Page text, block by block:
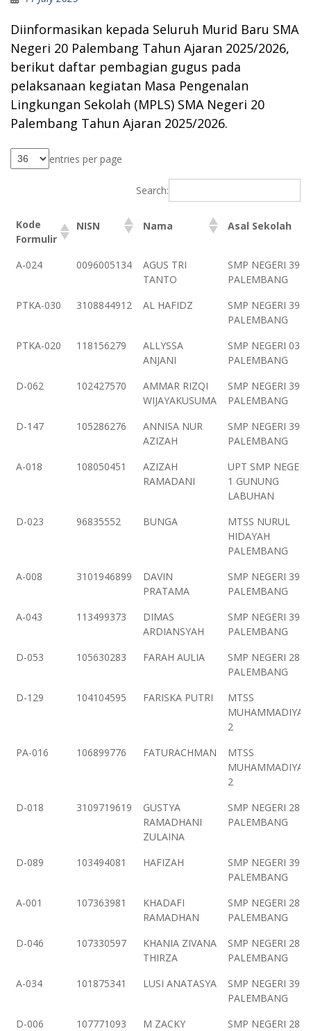
Diinformasikan kepada Seluruh Murid Baru SMA
Negeri 20 Palembang Tahun Ajaran 2025/2026,
berikut daftar pembagian gugus pada
pelaksanaan kegiatan Masa Pengenalan
Lingkungan Sekolah (MPLS) SMA Negeri 20
Palembang Tahun Ajaran 2025/2026.
entries per page
Search:
Kode
Formulir
NISN Nama Asal Sekolah
Kode
NISN Nama Asal Sekolah
A-024 0096005134
AGUS TRI
TANTO
SMP NEGERI 39
PALEMBANG
PTKA-030
3108844912 AL HAFIDZ
SMP NEGERI 39
PALEMBANG
PTKA-020
118156279
ALLYSSA
ANJANI
SMP NEGERI 03
PALEMBANG
D-062
102427570
AMMAR RIZQI
WIJAYAKUSUMA
SMP NEGERI 39
PALEMBANG
D-147
105286276
ANNISA NUR
AZIZAH
SMP NEGERI 39
PALEMBANG
A-018
108050451
AZIZAH
RAMADANI
UPT SMP NEGERI
1 GUNUNG
LABUHAN
D-023
96835552 BUNGA
MTSS NURUL
HIDAYAH
PALEMBANG
A-008
3101946899
DAVIN
PRATAMA
SMP NEGERI 39
PALEMBANG
A-043
113499373
DIMAS
ARDIANSYAH
SMP NEGERI 39
PALEMBANG
D-053
105630283 FARAH AULIA
SMP NEGERI 28
PALEMBANG
D-129
104104595 FARISKA PUTRI
MTSS
MUHAMMADIYAH
2
PA-016
106899776 FATURACHMAN
MTSS
MUHAMMADIYAH
2
D-018
3109719619
GUSTYA
RAMADHANI
ZULAINA
SMP NEGERI 28
PALEMBANG
D-089 103494081 HAFIZAH
SMP NEGERI 39
PALEMBANG
A-001
107363981
KHADAFI
RAMADHAN
SMP NEGERI 28
PALEMBANG
D-046
107330597
KHANIA ZIVANA
THIRZA
SMP NEGERI 28
PALEMBANG
A-034
101875341 LUSI ANATASYA
SMP NEGERI 39
PALEMBANG
D-006
107771093
M ZACKY
SMP NEGERI 28